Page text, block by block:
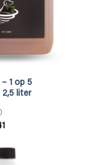
1 op 5
liter
€ 111,41